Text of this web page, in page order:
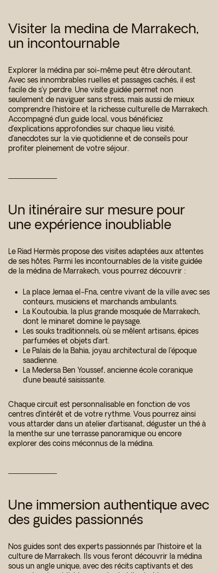
Visiter la medina de Marrakech,
un incontournable
Explorer la médina par soi-même peut être déroutant.
Avec ses innombrables ruelles et passages cachés, il est
facile de s’y perdre. Une visite guidée permet non
seulement de naviguer sans stress, mais aussi de mieux
comprendre l’histoire et la richesse culturelle de Marrakech.
Accompagné d’un guide local, vous bénéficiez
d’explications approfondies sur chaque lieu visité,
d’anecdotes sur la vie quotidienne et de conseils pour
profiter pleinement de votre séjour.
Un itinéraire sur mesure pour
une expérience inoubliable
Le Riad Hermès propose des visites adaptées aux attentes
de ses hôtes. Parmi les incontournables de la visite guidée
de la médina de Marrakech, vous pourrez découvrir :
La place Jemaa el-Fna, centre vivant de la ville avec ses
conteurs, musiciens et marchands ambulants.
La Koutoubia, la plus grande mosquée de Marrakech,
dont le minaret domine le paysage.
Les souks traditionnels, où se mêlent artisans, épices
parfumées et objets d’art.
Le Palais de la Bahia, joyau architectural de l’époque
saadienne.
La Medersa Ben Youssef, ancienne école coranique
d’une beauté saisissante.
Chaque circuit est personnalisable en fonction de vos
centres d’intérêt et de votre rythme. Vous pourrez ainsi
vous attarder dans un atelier d’artisanat, déguster un thé à
la menthe sur une terrasse panoramique ou encore
explorer des coins méconnus de la médina.
Une immersion authentique avec
des guides passionnés
Nos guides sont des experts passionnés par l’histoire et la
culture de Marrakech. Ils vous feront découvrir la médina
sous un angle unique, avec des récits captivants et des